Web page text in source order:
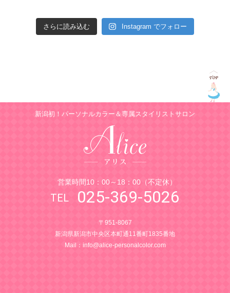
さらに読み込む Instagram でフォロー
新潟初！パーソナルカラー＆専属スタイリストサロン
営業時間10：00～18：00（不定休）
025-369-5026
〒951-8067
新潟県新潟市中央区本町通11番町1835番地
Mail： info@alice-personalcolor.com